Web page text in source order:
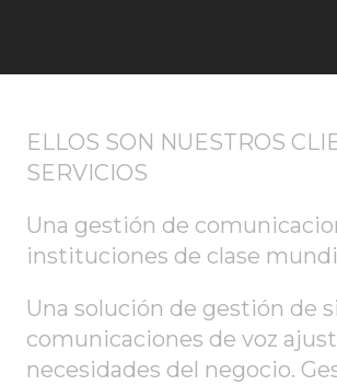
ELLOS SON NUESTROS
SERVICIOS
Una gestión de
instituciones de clase
Una solución de gestión de
comunicaciones de voz
necesidades del negocio.